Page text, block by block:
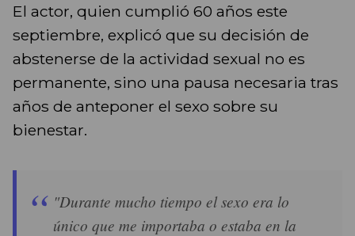
El actor, quien cumplió 60 años este
septiembre, explicó que su decisión de
abstenerse de la actividad sexual no es
permanente, sino una pausa necesaria tras
años de anteponer el sexo sobre su
bienestar.
"Durante mucho tiempo el sexo era lo
único que me importaba o estaba en la